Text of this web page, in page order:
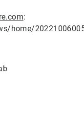
:
home/